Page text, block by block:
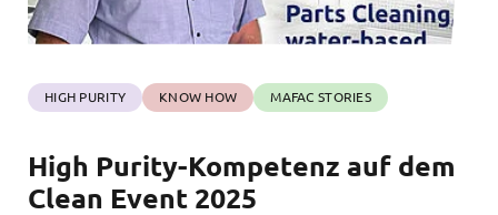
HIGH PURITY KNOW HOW MAFAC STORIES
High Purity-Kompetenz auf dem
Clean Event 2025